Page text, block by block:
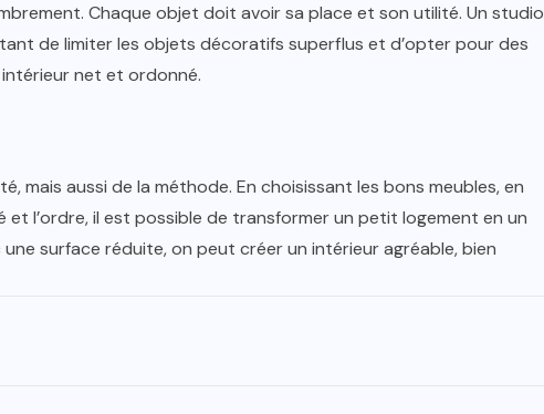
Chaque objet doit avoir sa place et son utilité. Un studio
de limiter les objets décoratifs superflus et d’opter pour des
net et ordonné.
mais aussi de la méthode. En choisissant les bons meubles, en
l’ordre, il est possible de transformer un petit logement en un
surface réduite, on peut créer un intérieur agréable, bien